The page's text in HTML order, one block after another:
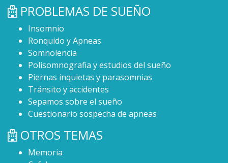
PROBLEMAS DE SUEÑO
Insomnio
Ronquido y Apneas
Somnolencia
Polisomnografia y estudios del sueño
Piernas inquietas y parasomnias
Tránsito y accidentes
Sepamos sobre el sueño
Cuestionario sospecha de apneas
OTROS TEMAS
Memoria